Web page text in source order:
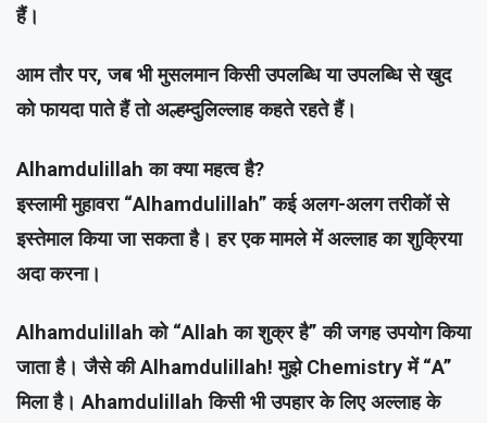
हैं।
आम तौर पर, जब भी मुसलमान किसी उपलब्धि या उपलब्धि से खुद
को फायदा पाते हैं तो अल्हम्दुलिल्लाह कहते रहते हैं।
Alhamdulillah का क्या महत्व है?
इस्लामी मुहावरा “Alhamdulillah” कई अलग-अलग तरीकों से
इस्तेमाल किया जा सकता है। हर एक मामले में अल्लाह का शुक्रिया
अदा करना।
Alhamdulillah को “Allah का शुक्र है” की जगह उपयोग किया
जाता है। जैसे की Alhamdulillah! मुझे Chemistry में “A”
मिला है। Ahamdulillah किसी भी उपहार के लिए अल्लाह के